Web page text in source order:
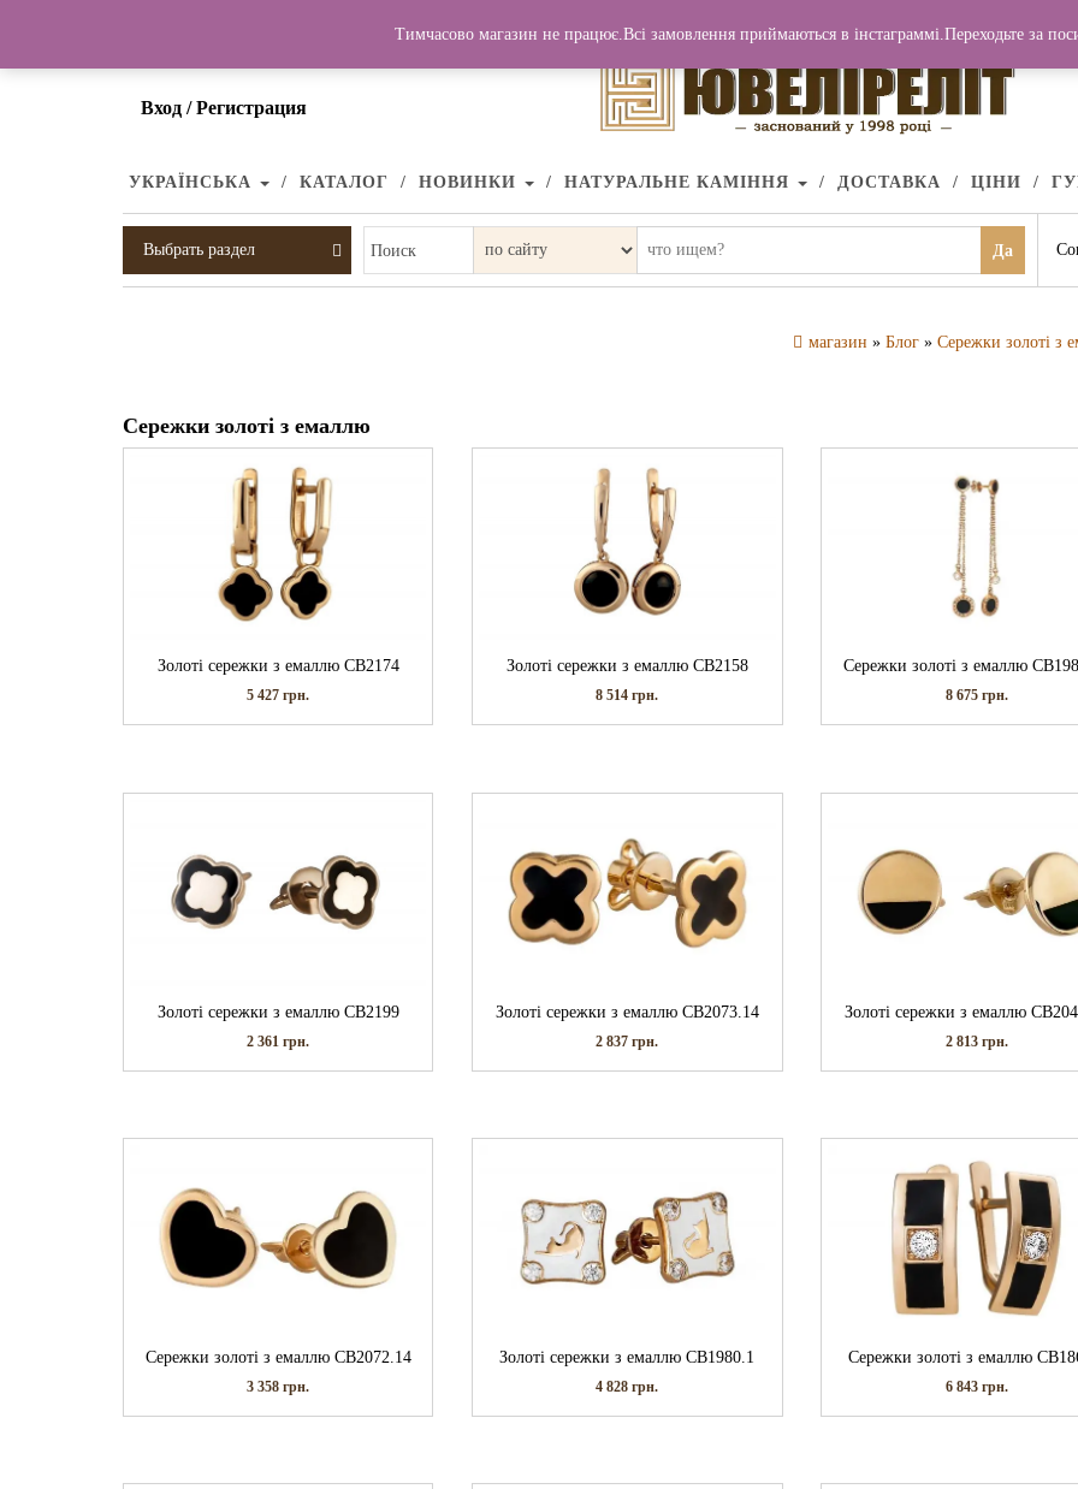
Вход / Регистрация
УКРАЇНСЬКА КАТАЛОГ НОВИНКИ НАТУРАЛЬНЕ КАМІННЯ ДОСТАВКА ЦІНИ
Выбрать раздел Поиск Да
магазин » Блог » Сережки золоті з
Сережки золоті з емаллю
Золоті сережки з емаллю СВ2174
5 427грн.
Золоті сережки з емаллю СВ2158
8 514грн.
Сережки золоті з емаллю
8 675 грн.
Золоті сережки з емаллю СВ2199
2 361грн.
Золоті сережки з емаллю СВ2073.14
2 837грн.
Золоті сережки з емаллю
2 813 грн.
Сережки золоті з емаллю СВ2072.14
3 358грн.
Золоті сережки з емаллю СВ1980.1
4 828грн.
Сережки золоті з емаллю
6 843 грн.
Тимчасово магазин не працює.Всі замовлення приймаються в інстаграммі.Переходьте за